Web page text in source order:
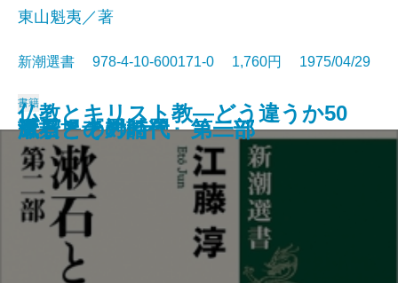
仏教とキリスト教―どう違うか50
のQ＆A―
謎とき『罪と罰』
唐招提寺への道
東山魁夷／著
新潮選書 978-4-10-600171-0 1,760円 1975/04/29
書籍
漱石とその時代 第二部
漱石とその時代 第一部
風景との対話